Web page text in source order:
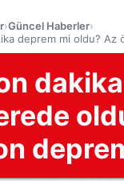
›Güncel Haberler›
deprem mi oldu? Az